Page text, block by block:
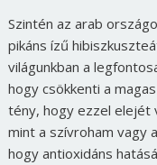
Szintén az arab
pikáns ízű
világunkban a
hogy csökkenti a
tény, hogy ezzel elejét
mint a szívroham vagy
hogy antioxidáns